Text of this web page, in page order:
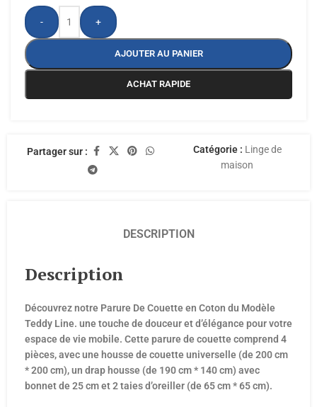
- +
AJOUTER AU PANIER
ACHAT RAPIDE
Partager sur : Catégorie : Linge de
maison
DESCRIPTION
Description
Découvrez notre Parure De Couette en Coton du Modèle
Teddy Line. une touche de douceur et d’élégance pour votre
espace de vie mobile. Cette parure de couette comprend 4
pièces, avec une housse de couette universelle (de 200 cm
* 200 cm), un drap housse (de 190 cm * 140 cm) avec
bonnet de 25 cm et 2 taies d’oreiller (de 65 cm * 65 cm).